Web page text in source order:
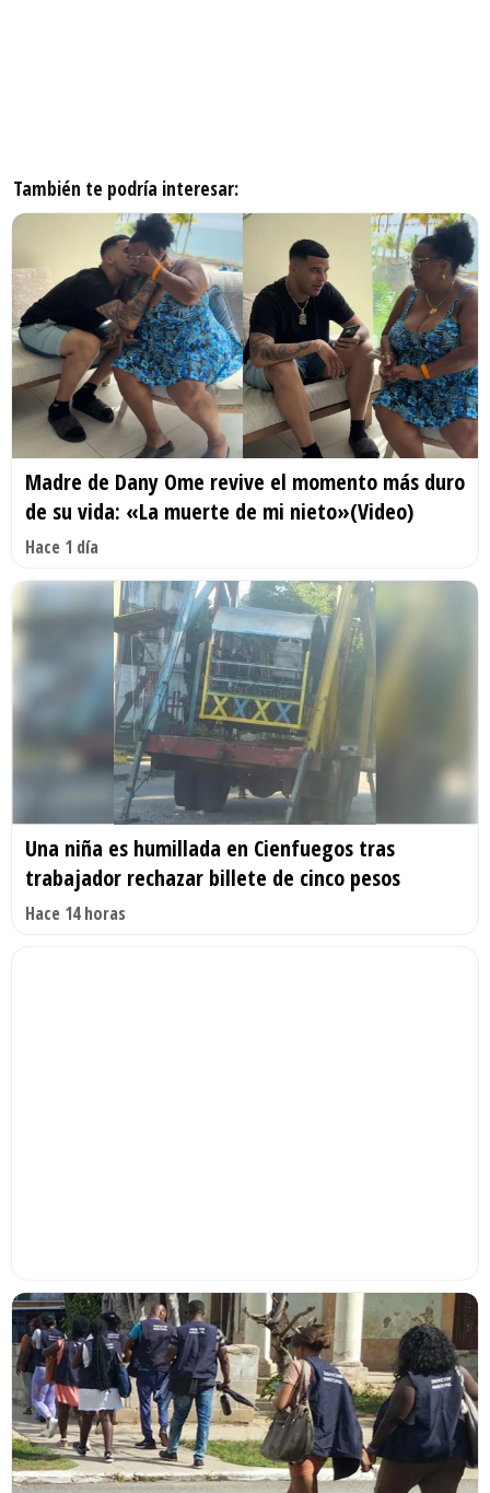
También te podría interesar:
Madre de Dany Ome revive el momento más duro
de su vida: «La muerte de mi nieto»(Video)
Hace 1 día
Una niña es humillada en Cienfuegos tras
trabajador rechazar billete de cinco pesos
Hace 14 horas